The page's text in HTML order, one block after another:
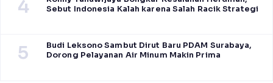
4
Sebut Indonesia Kalah karena Salah Racik Strategi
5
Budi Leksono Sambut Dirut Baru PDAM Surabaya,
Dorong Pelayanan Air Minum Makin Prima